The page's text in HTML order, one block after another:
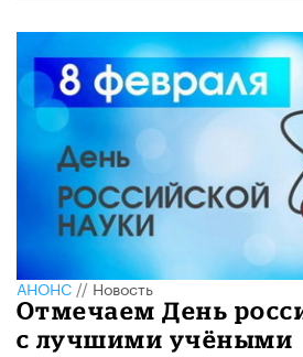
АНОНС//Новость
Отмечаем День
с лучшими учёными